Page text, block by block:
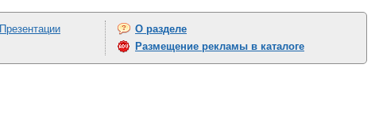
Презентации
О разделе
Размещение рекламы в каталоге